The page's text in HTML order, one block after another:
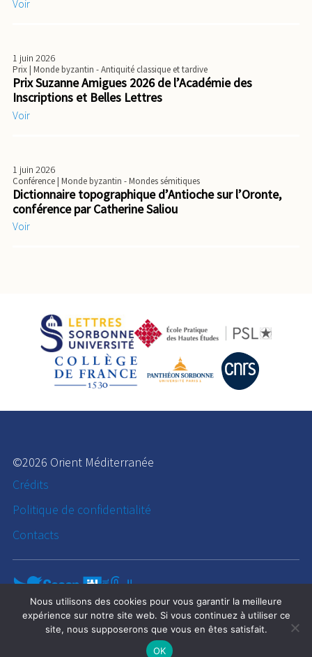
Voir
1 juin 2026
Prix| Monde byzantin - Antiquité classique et tardive
Prix Suzanne Amigues 2026 de l’Académie des
Inscriptions et Belles Lettres
Voir
1 juin 2026
Conférence| Monde byzantin - Mondes sémitiques
Dictionnaire topographique d’Antioche sur l’Oronte,
conférence par Catherine Saliou
Voir
©2026 Orient Méditerranée
Crédits
Politique de confidentialité
Contacts
Nous utilisons des cookies pour vous garantir la meilleure
expérience sur notre site web. Si vous continuez à utiliser ce
site, nous supposerons que vous en êtes satisfait.
OK